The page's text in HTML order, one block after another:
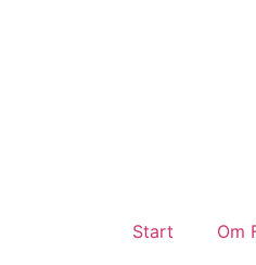
Start Om